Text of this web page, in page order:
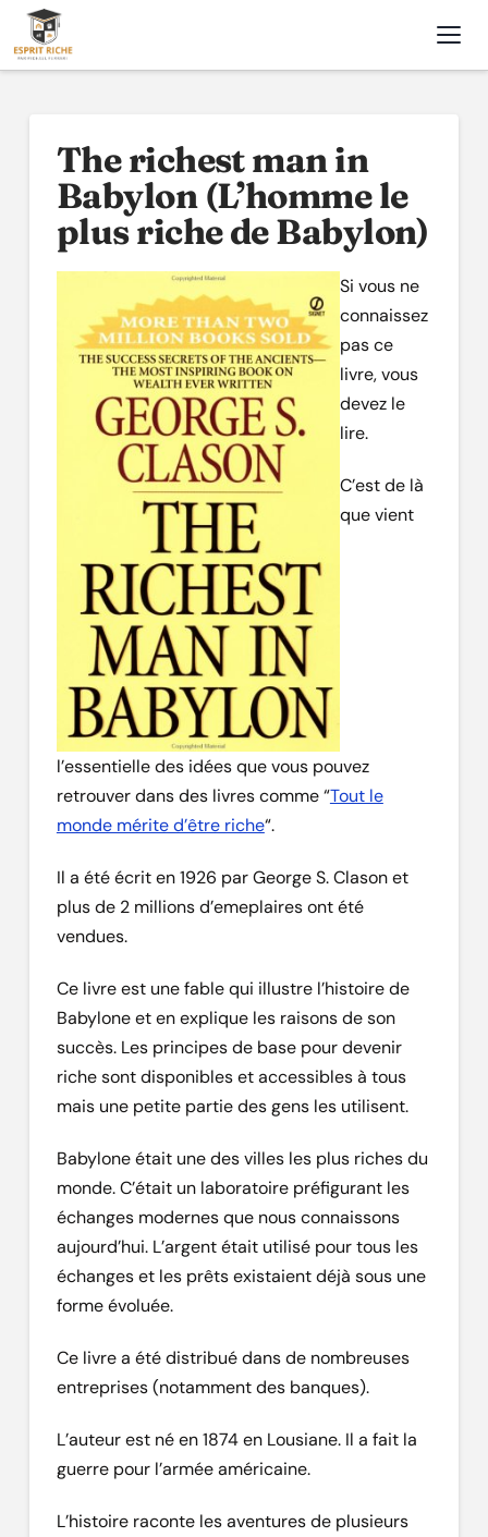
The richest man in
Babylon (L’homme le
plus riche de Babylon)
Si vous ne
connaissez
pas ce
livre, vous
devez le
lire.
C’est de là
que vient
l’essentielle des idées que vous pouvez
retrouver dans des livres comme “Tout le
monde mérite d’être riche“.
Il a été écrit en 1926 par George S. Clason et
plus de 2 millions d’emeplaires ont été
vendues.
Ce livre est une fable qui illustre l’histoire de
Babylone et en explique les raisons de son
succès. Les principes de base pour devenir
riche sont disponibles et accessibles à tous
mais une petite partie des gens les utilisent.
Babylone était une des villes les plus riches du
monde. C’était un laboratoire préfigurant les
échanges modernes que nous connaissons
aujourd’hui. L’argent était utilisé pour tous les
échanges et les prêts existaient déjà sous une
forme évoluée.
Ce livre a été distribué dans de nombreuses
entreprises (notamment des banques).
L’auteur est né en 1874 en Lousiane. Il a fait la
guerre pour l’armée américaine.
L’histoire raconte les aventures de plusieurs